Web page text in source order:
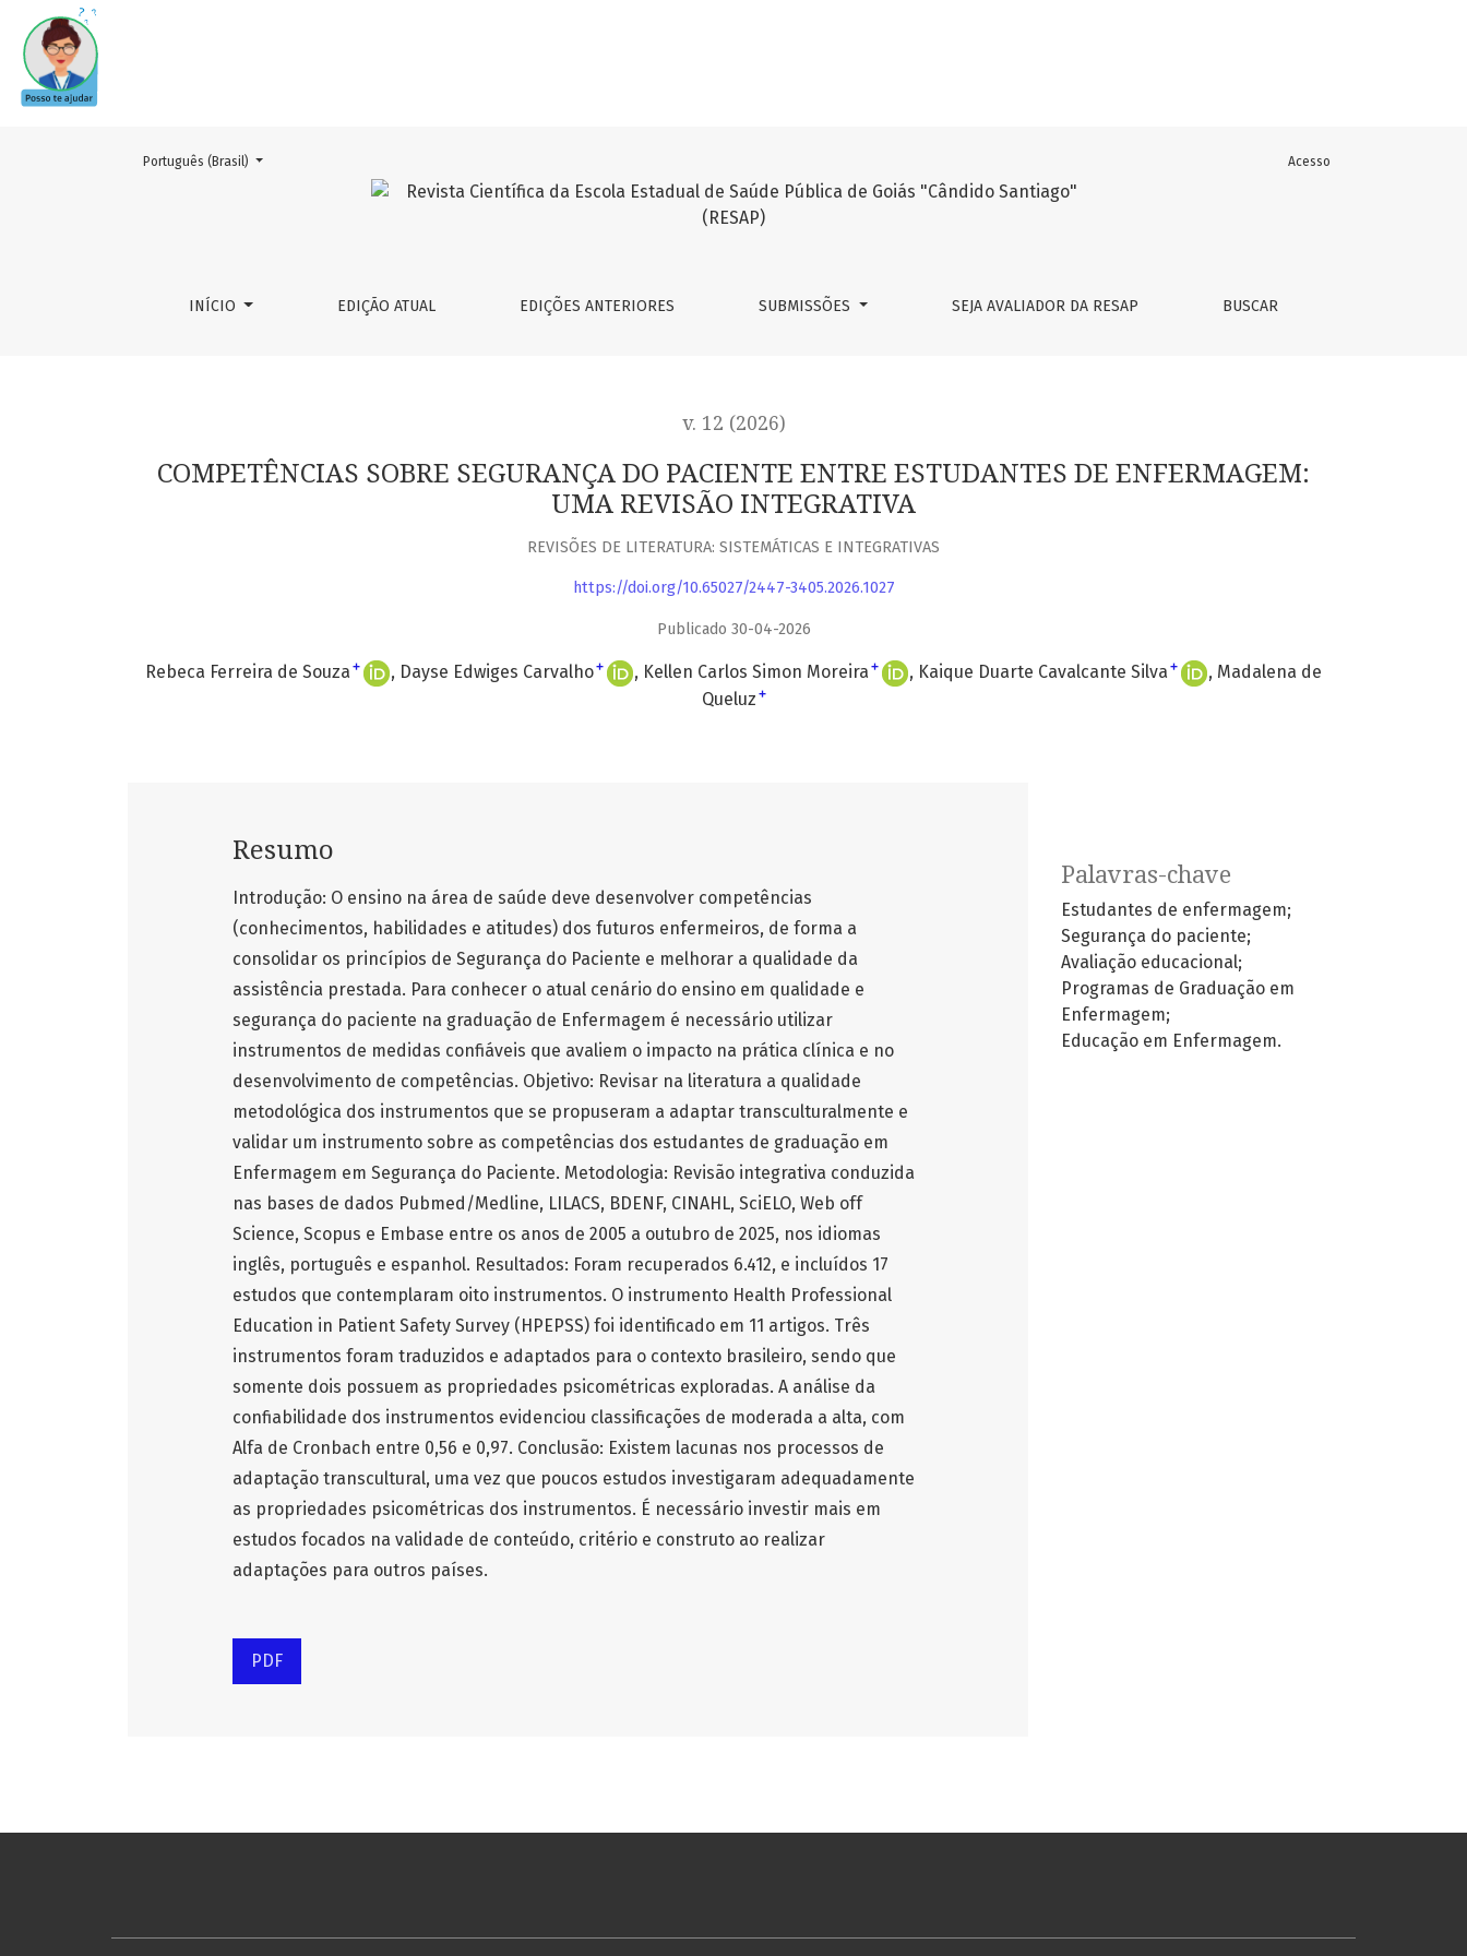
COMPETÊNCIAS SOBRE SEGURANÇA DO PACIENTE ENTRE ESTUDANTES DE ENFERMAGEM: UMA REVISÃO INTEGRATIVA
INÍCIO EDIÇÃO ATUAL EDIÇÕES ANTERIORES SUBMISSÕES SEJA AVALIADOR DA RESAP BUSCAR
Acesso
Mudar o idioma. O atual é:
Português (Brasil)
v. 12 (2026)
COMPETÊNCIAS SOBRE SEGURANÇA DO PACIENTE ENTRE ESTUDANTES DE ENFERMAGEM:
UMA REVISÃO INTEGRATIVA
REVISÕES DE LITERATURA: SISTEMÁTICAS E INTEGRATIVAS
https://doi.org/10.65027/2447-3405.2026.1027
Publicado 30-04-2026
Rebeca Ferreira de Souza + Dayse Edwiges Carvalho+ Kellen Carlos Simon Moreira + Kaique Duarte Cavalcante Silva +
Madalena de
Queluz +
Palavras-chave
Estudantes de enfermagem;
Segurança do paciente;
Avaliação educacional;
Programas de Graduação em
Enfermagem;
Educação em Enfermagem.
Resumo
Introdução: O ensino na área de saúde deve desenvolver competências
(conhecimentos, habilidades e atitudes) dos futuros enfermeiros, de forma a
consolidar os princípios de Segurança do Paciente e melhorar a qualidade da
assistência prestada. Para conhecer o atual cenário do ensino em qualidade e
segurança do paciente na graduação de Enfermagem é necessário utilizar
instrumentos de medidas confiáveis que avaliem o impacto na prática clínica e no
desenvolvimento de competências. Objetivo: Revisar na literatura a qualidade
metodológica dos instrumentos que se propuseram a adaptar transculturalmente e
validar um instrumento sobre as competências dos estudantes de graduação em
Enfermagem em Segurança do Paciente. Metodologia: Revisão integrativa conduzida
nas bases de dados Pubmed/Medline, LILACS, BDENF, CINAHL, SciELO, Web off
Science, Scopus e Embase entre os anos de 2005 a outubro de 2025, nos idiomas
inglês, português e espanhol. Resultados: Foram recuperados 6.412, e incluídos 17
estudos que contemplaram oito instrumentos. O instrumento Health Professional
Education in Patient Safety Survey (HPEPSS) foi identificado em 11 artigos. Três
instrumentos foram traduzidos e adaptados para o contexto brasileiro, sendo que
somente dois possuem as propriedades psicométricas exploradas. A análise da
confiabilidade dos instrumentos evidenciou classificações de moderada a alta, com
Alfa de Cronbach entre 0,56 e 0,97. Conclusão: Existem lacunas nos processos de
adaptação transcultural, uma vez que poucos estudos investigaram adequadamente
as propriedades psicométricas dos instrumentos. É necessário investir mais em
estudos focados na validade de conteúdo, critério e construto ao realizar
adaptações para outros países.
PDF